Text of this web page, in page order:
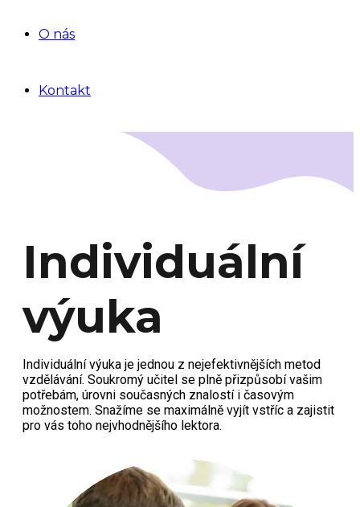
O nás
Kontakt
Individuální
výuka
Individuální výuka je jednou z nejefektivnějších metod
vzdělávání. Soukromý učitel se plně přizpůsobí vašim
potřebám, úrovni současných znalostí i časovým
možnostem. Snažíme se maximálně vyjít vstříc a zajistit
pro vás toho nejvhodnějšího lektora.